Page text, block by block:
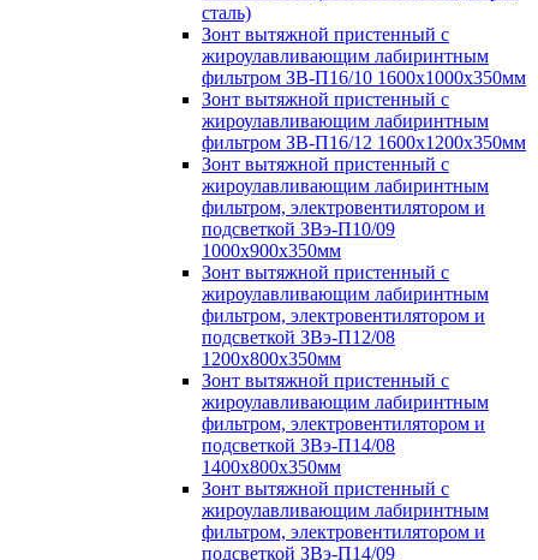
сталь)
Зонт вытяжной пристенный с
жироулавливающим лабиринтным
фильтром ЗВ-П16/10 1600х1000х350мм
Зонт вытяжной пристенный с
жироулавливающим лабиринтным
фильтром ЗВ-П16/12 1600х1200х350мм
Зонт вытяжной пристенный с
жироулавливающим лабиринтным
фильтром, электровентилятором и
подсветкой ЗВэ-П10/09
1000х900х350мм
Зонт вытяжной пристенный с
жироулавливающим лабиринтным
фильтром, электровентилятором и
подсветкой ЗВэ-П12/08
1200х800х350мм
Зонт вытяжной пристенный с
жироулавливающим лабиринтным
фильтром, электровентилятором и
подсветкой ЗВэ-П14/08
1400х800х350мм
Зонт вытяжной пристенный с
жироулавливающим лабиринтным
фильтром, электровентилятором и
подсветкой ЗВэ-П14/09